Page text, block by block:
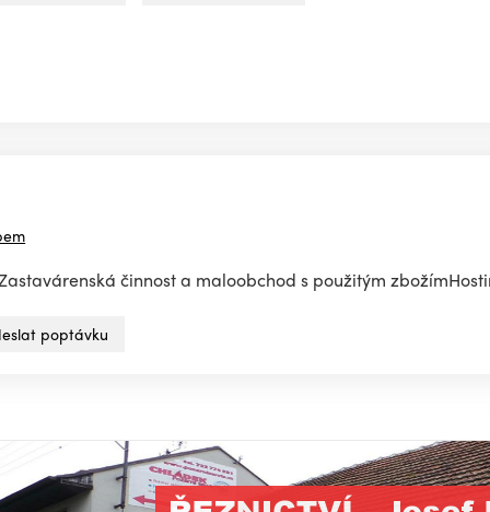
činnost a maloobchod s použitým
poptávku